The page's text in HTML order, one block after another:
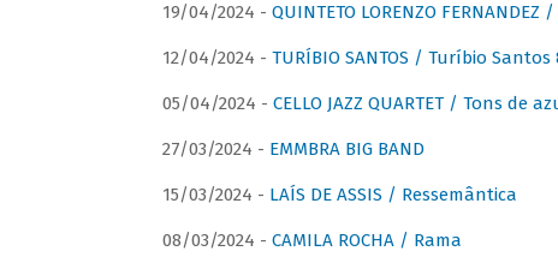
19/04/2024 - QUINTETO LORENZO
12/04/2024 - TURÍBIO SANTOS / Turíbio Santos
05/04/2024 - CELLO JAZZ QUARTET / Tons de
27/03/2024 - EMMBRA BIG BAND
15/03/2024 - LAÍS DE ASSIS / Ressemântica
08/03/2024 - CAMILA ROCHA / Rama